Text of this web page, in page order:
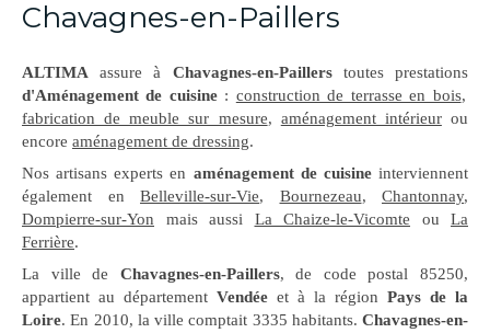
Chavagnes-en-Paillers
ALTIMA assure à Chavagnes-en-Paillerstoutes prestations
d'Aménagement de cuisine: construction de terrasse en bois,
fabrication de meuble sur mesure, aménagement intérieurou
encore aménagement de dressing.
Nos artisans experts en aménagement de cuisineinterviennent
également en Belleville-sur-Vie, Bournezeau, Chantonnay,
Dompierre-sur-Yon mais aussi La Chaize-le-Vicomte ou La
Ferrière.
La ville de Chavagnes-en-Paillers, de code postal 85250,
appartient au département Vendée et à la région Pays de la
Loire. En 2010, la ville comptait 3335 habitants. Chavagnes-en-